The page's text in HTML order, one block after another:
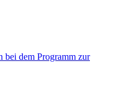
bei dem Programm zur